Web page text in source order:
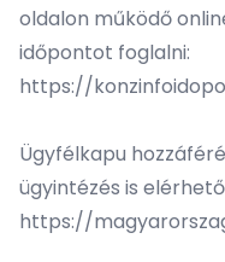
oldalon működő
időpontot foglalni:
https://
Ügyfélkapu
ügyintézés is
https://